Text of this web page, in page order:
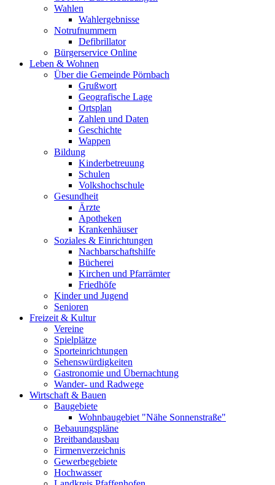
Wahlen
Wahlergebnisse
Notrufnummern
Defibrillator
Bürgerservice Online
Leben & Wohnen
Über die Gemeinde Pörnbach
Grußwort
Geografische Lage
Ortsplan
Zahlen und Daten
Geschichte
Wappen
Bildung
Kinderbetreuung
Schulen
Volkshochschule
Gesundheit
Ärzte
Apotheken
Krankenhäuser
Soziales & Einrichtungen
Nachbarschaftshilfe
Bücherei
Kirchen und Pfarrämter
Friedhöfe
Kinder und Jugend
Senioren
Freizeit & Kultur
Vereine
Spielplätze
Sporteinrichtungen
Sehenswürdigkeiten
Gastronomie und Übernachtung
Wander- und Radwege
Wirtschaft & Bauen
Baugebiete
Wohnbaugebiet "Nähe Sonnenstraße"
Bebauungspläne
Breitbandausbau
Firmenverzeichnis
Gewerbegebiete
Hochwasser